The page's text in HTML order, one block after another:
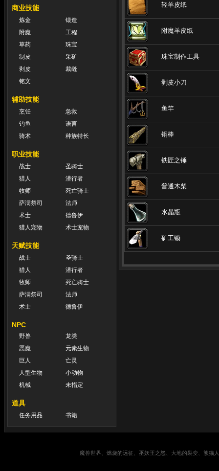
商业技能
炼金
锻造
附魔
工程
草药
珠宝
制皮
采矿
剥皮
裁缝
铭文
辅助技能
烹饪
急救
钓鱼
语言
骑术
种族特长
职业技能
战士
圣骑士
猎人
潜行者
牧师
死亡骑士
萨满祭司
法师
术士
德鲁伊
猎人宠物
术士宠物
天赋技能
战士
圣骑士
猎人
潜行者
牧师
死亡骑士
萨满祭司
法师
术士
德鲁伊
NPC
野兽
龙类
恶魔
元素生物
巨人
亡灵
人型生物
小动物
机械
未指定
道具
任务用品 书籍
轻羊皮纸
附魔羊皮纸
珠宝制作工具
剥皮小刀
鱼竿
铜棒
铁匠之锤
普通木柴
水晶瓶
矿工锄
魔兽世界、燃烧的远征、巫妖王之怒、大地的裂变、熊猫